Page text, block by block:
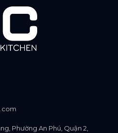
Phường An Phú, Quận 2,